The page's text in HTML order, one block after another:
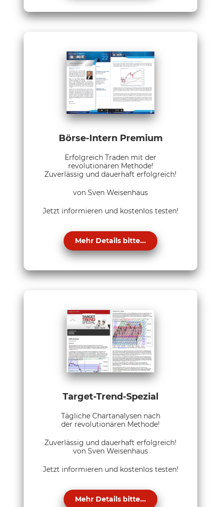
Börse-Intern Premium
Erfolgreich Traden mit der
revolutionären Methode!
Zuverlässig und dauerhaft erfolgreich!
von Sven Weisenhaus
Jetzt informieren und kostenlos testen!
Mehr Details bitte...
Target-Trend-Spezial
Tägliche Chartanalysen nach
der revolutionären Methode!
Zuverlässig und dauerhaft erfolgreich!
von Sven Weisenhaus
Jetzt informieren und kostenlos testen!
Mehr Details bitte...